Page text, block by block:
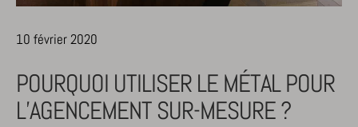
10 février 2020
POURQUOI UTILISER LE MÉTAL POUR
L’AGENCEMENT SUR-MESURE ?